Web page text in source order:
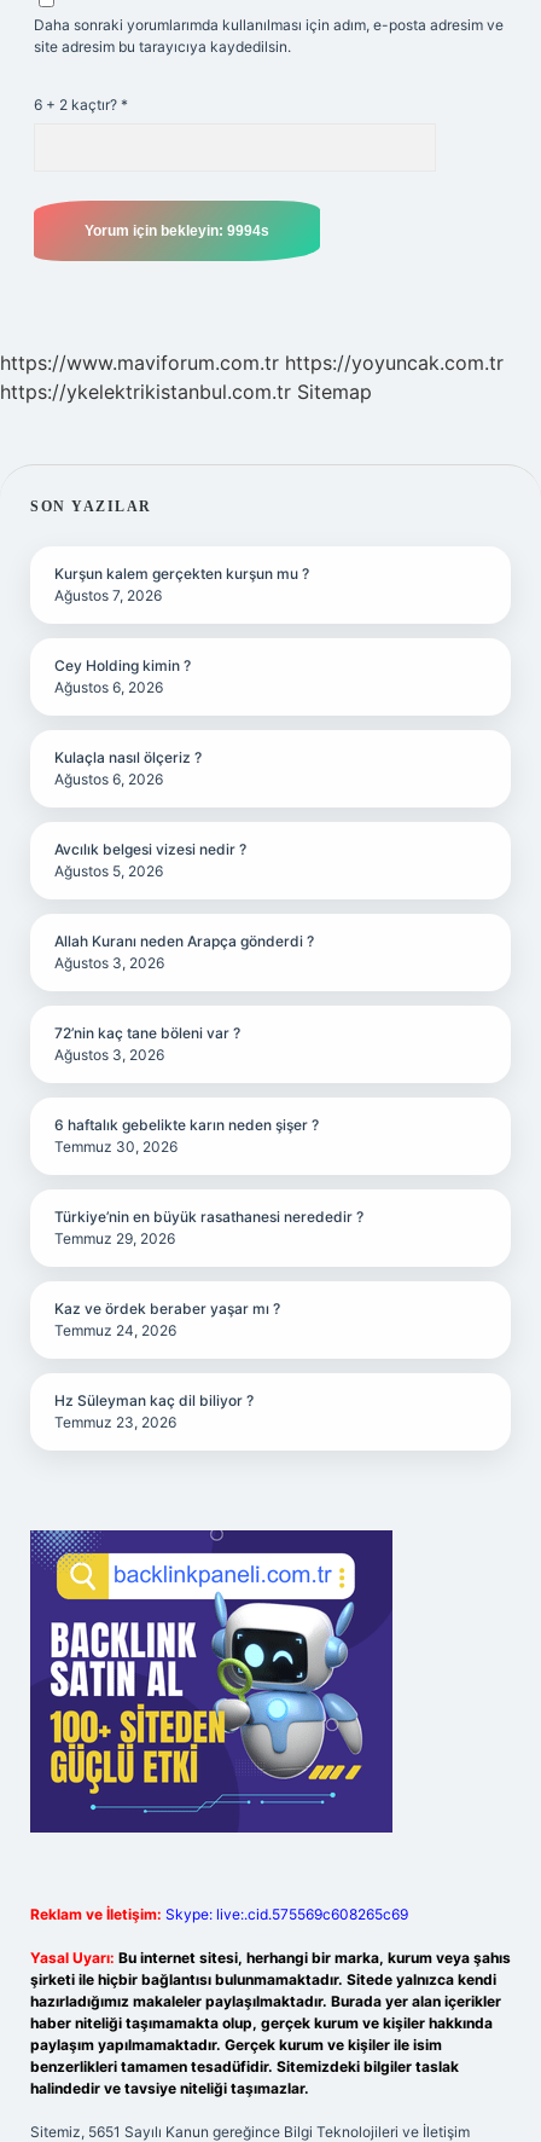
Daha sonraki yorumlarımda kullanılması için adım, e-posta adresim ve
site adresim bu tarayıcıya kaydedilsin.
6 + 2 kaçtır? *
https://www.maviforum.com.tr https://yoyuncak.com.tr
https://ykelektrikistanbul.com.tr Sitemap
SIDEBAR
SON YAZILAR
Kurşun kalem gerçekten kurşun mu ?
Ağustos 7, 2026
Cey Holding kimin ?
Ağustos 6, 2026
Kulaçla nasıl ölçeriz ?
Ağustos 6, 2026
Avcılık belgesi vizesi nedir ?
Ağustos 5, 2026
Allah Kuranı neden Arapça gönderdi ?
Ağustos 3, 2026
72’nin kaç tane böleni var ?
Ağustos 3, 2026
6 haftalık gebelikte karın neden şişer ?
Temmuz 30, 2026
Türkiye’nin en büyük rasathanesi nerededir ?
Temmuz 29, 2026
Kaz ve ördek beraber yaşar mı ?
Temmuz 24, 2026
Hz Süleyman kaç dil biliyor ?
Temmuz 23, 2026
Reklam ve İletişim: Skype: live:.cid.575569c608265c69
Yasal Uyarı: Bu internet sitesi, herhangi bir marka, kurum veya şahıs
şirketi ile hiçbir bağlantısı bulunmamaktadır. Sitede yalnızca kendi
hazırladığımız makaleler paylaşılmaktadır. Burada yer alan içerikler
haber niteliği taşımamakta olup, gerçek kurum ve kişiler hakkında
paylaşım yapılmamaktadır. Gerçek kurum ve kişiler ile isim
benzerlikleri tamamen tesadüfidir. Sitemizdeki bilgiler taslak
halindedir ve tavsiye niteliği taşımazlar.
Sitemiz, 5651 Sayılı Kanun gereğince Bilgi Teknolojileri ve İletişim